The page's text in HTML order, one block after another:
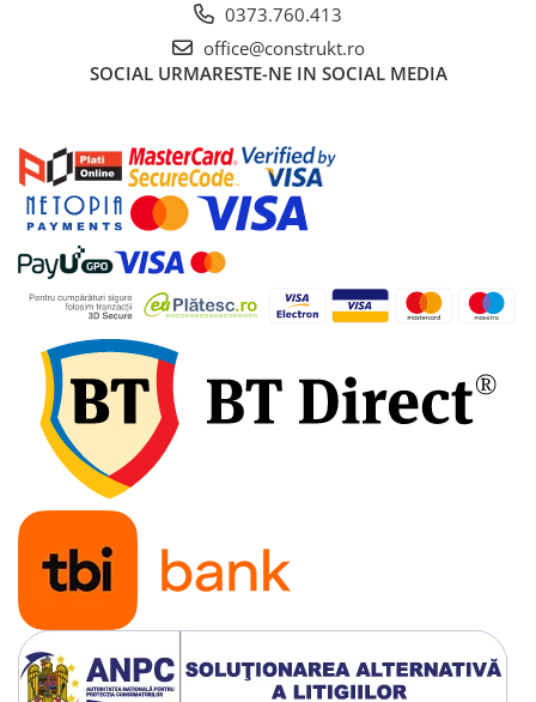
Ventile electromagnetice
Automatizare centrala termica
Accesorii pentru echipamente
industriale
Echipamente pentru tratarea si
pomparea apei
Pompe submersibile
Pompe de suprafata
Pompe pentru piscine
Motopompe
Hidrofoare
Vase de expansiune pentru
hidrofor
Grupuri de pompare apa
Rezervoare apa si accesorii stocare
Echipamente de filtrare si
dedurizare apa
Contoare de apa - Apometre
Camine apometru
0373.760.413
office@construkt.ro
SOCIAL URMARESTE-NE IN SOCIAL MEDIA